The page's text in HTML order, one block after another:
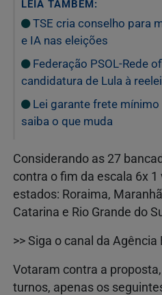
LEIA TAMBÉM:
TSE cria conselho para
e IA nas eleições
Federação PSOL-Rede
candidatura de Lula à
Lei garante frete
saiba o que muda
Considerando as 27
contra o fim da escala 6x
estados: Roraima,
Catarina e Rio Grande do
>> Siga o canal da
Votaram contra a
turnos, apenas os